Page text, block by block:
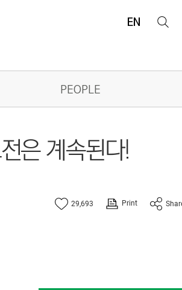
EN
검
PEOPLE
은 계속된다!
29,693 Print